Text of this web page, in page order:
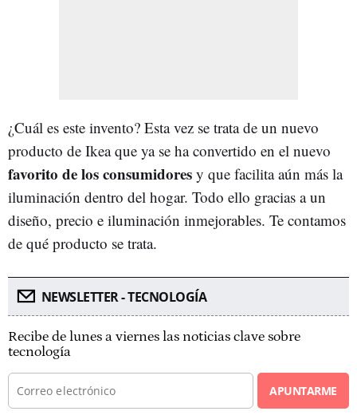
¿Cuál es este invento? Esta vez se trata de un nuevo
producto de Ikea que ya se ha convertido en el nuevo
favorito de los consumidores y que facilita aún más la
iluminación dentro del hogar. Todo ello gracias a un
diseño, precio e iluminación inmejorables. Te contamos
de qué producto se trata.
NEWSLETTER - TECNOLOGÍA
Recibe de lunes a viernes las noticias clave sobre
tecnología
APUNTARME